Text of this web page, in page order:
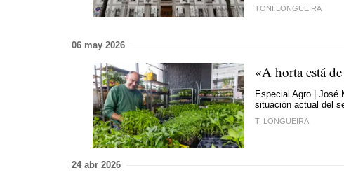
TONI LONGUEIRA
06 may 2026
«A horta está
Especial Agro | José
situación actual del
T. LONGUEIRA
24 abr 2026